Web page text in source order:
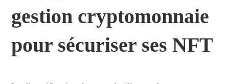
gestion cryptomonnaie
pour sécuriser ses NFT